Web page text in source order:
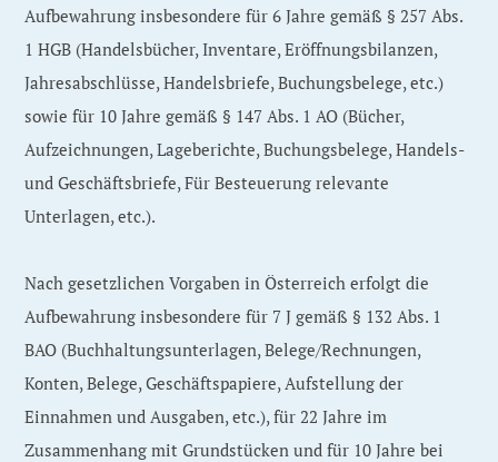
Aufbewahrung insbesondere für 6 Jahre gemäß § 257 Abs.
1 HGB (Handelsbücher, Inventare, Eröffnungsbilanzen,
Jahresabschlüsse, Handelsbriefe, Buchungsbelege, etc.)
sowie für 10 Jahre gemäß § 147 Abs. 1 AO (Bücher,
Aufzeichnungen, Lageberichte, Buchungsbelege, Handels-
und Geschäftsbriefe, Für Besteuerung relevante
Unterlagen, etc.).
Nach gesetzlichen Vorgaben in Österreich erfolgt die
Aufbewahrung insbesondere für 7 J gemäß § 132 Abs. 1
BAO (Buchhaltungsunterlagen, Belege/Rechnungen,
Konten, Belege, Geschäftspapiere, Aufstellung der
Einnahmen und Ausgaben, etc.), für 22 Jahre im
Zusammenhang mit Grundstücken und für 10 Jahre bei